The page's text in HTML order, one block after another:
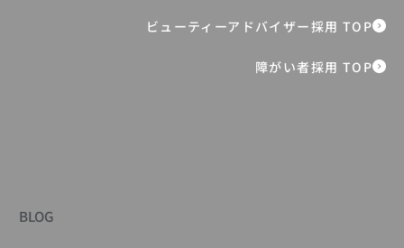
BLOG
障がい者採用 TOP